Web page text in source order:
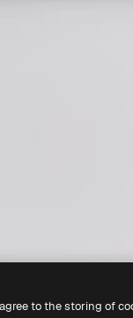
to the storing of